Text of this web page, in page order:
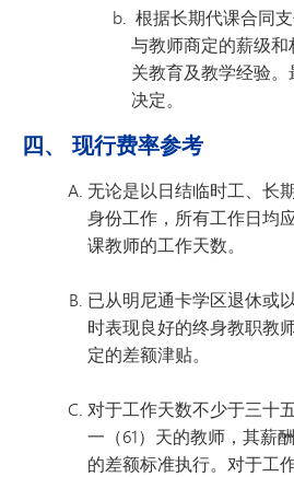
根据长期代课合同
与教师商定的薪级
关教育及教学经验
决定。
四、 现行费率参考
无论是以日结临时工、长
身份工作，所有工作日均
课教师的工作天数。
已从明尼通卡学区退休或
时表现良好的终身教职教
定的差额津贴。
对于工作天数不少于三十
一（61）天的教师，其薪
的差额标准执行。对于工